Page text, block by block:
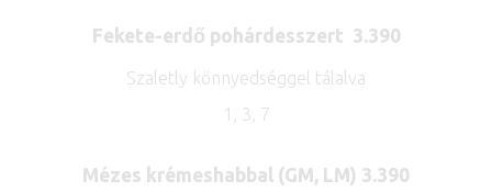
Fekete-erdő pohárdesszert 3.390
Szaletly könnyedséggel tálalva
1, 3, 7
Mézes krémeshabbal (GM, LM) 3.390